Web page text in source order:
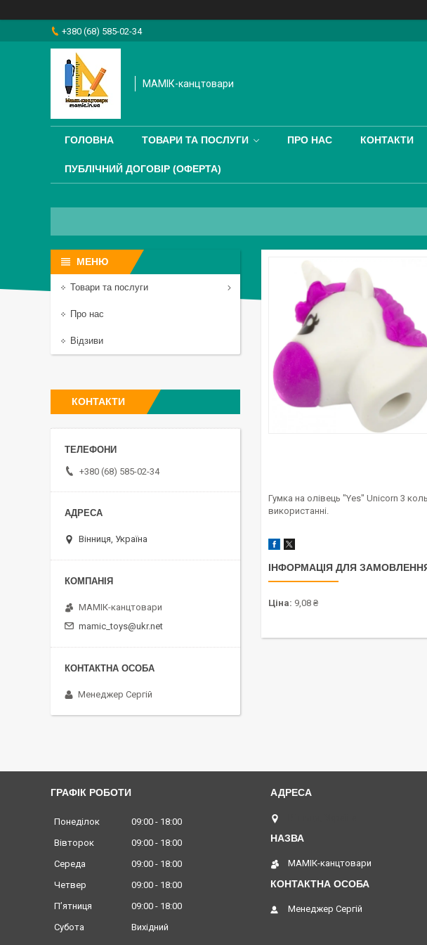
+380 (68) 585-02-34
МАМІК-канцтовари
ГОЛОВНА ТОВАРИ ТА ПОСЛУГИ ПРО НАС КОНТАКТИ
ПУБЛІЧНИЙ ДОГОВІР (ОФЕРТА)
Гумка на олівець "Yes" Unicorn 3
використанні.
ІНФОРМАЦІЯ ДЛЯ
Ціна: 9,08 ₴
Товари та послуги
Про нас
Відзиви
КОНТАКТИ
+380 (68) 585-02-34
Вінниця, Україна
МАМІК-канцтовари
mamic_toys@ukr.net
Менеджер Сергій
ГРАФІК РОБОТИ
Понеділок 09:00
18:00
Вівторок
09:00
18:00
Середа
09:00
18:00
Четвер
09:00
18:00
Пʼятниця
09:00
18:00
Субота
Вихідний
МАМІК-канцтовари
Менеджер Сергій